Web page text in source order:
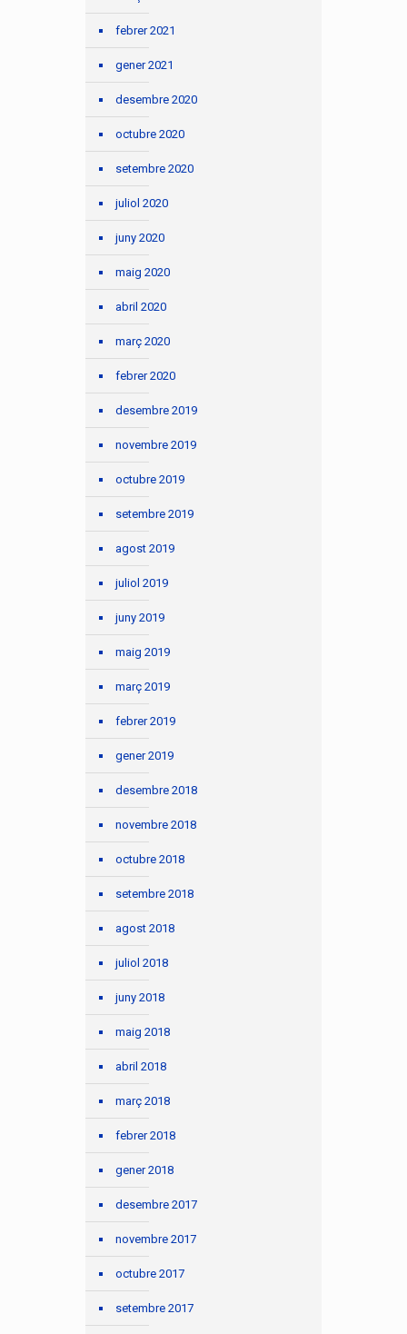
febrer 2021
gener 2021
desembre 2020
octubre 2020
setembre 2020
juliol 2020
juny 2020
maig 2020
abril 2020
març 2020
febrer 2020
desembre 2019
novembre 2019
octubre 2019
setembre 2019
agost 2019
juliol 2019
juny 2019
maig 2019
març 2019
febrer 2019
gener 2019
desembre 2018
novembre 2018
octubre 2018
setembre 2018
agost 2018
juliol 2018
juny 2018
maig 2018
abril 2018
març 2018
febrer 2018
gener 2018
desembre 2017
novembre 2017
octubre 2017
setembre 2017